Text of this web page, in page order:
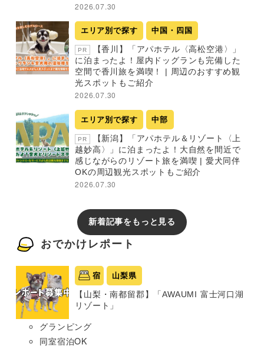
2026.07.30
エリア別で探す 中国・四国
PR
【香川】「アパホテル〈高松空港〉」
に泊まったよ！屋内ドッグランも完備した
空間で香川旅を満喫！ | 周辺のおすすめ観
光スポットもご紹介
2026.07.30
エリア別で探す 中部
PR
【新潟】「アパホテル＆リゾート〈上
越妙高〉」に泊まったよ！大自然を間近で
感じながらのリゾート旅を満喫 | 愛犬同伴
OKの周辺観光スポットもご紹介
2026.07.30
新着記事をもっと見る
おでかけレポート
宿 山梨県
【山梨・南都留郡】「AWAUMI 富士河口湖
リゾート」
グランピング
同室宿泊OK